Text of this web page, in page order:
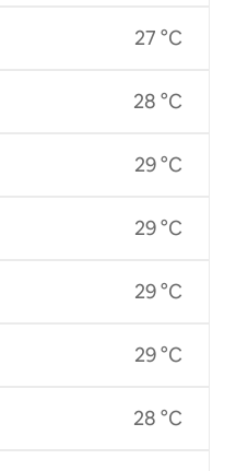
27 °C
28 °C
29 °C
29 °C
29 °C
29 °C
28 °C